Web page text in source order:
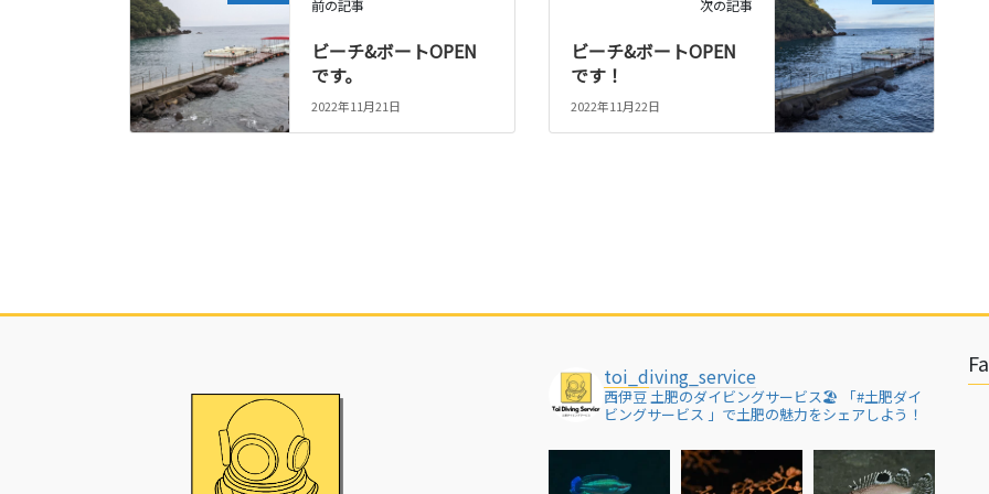
前の記事
ビーチ&ボートOPEN
です。
2022年11月21日
次の記事
ビーチ&ボートOPEN
です！
2022年11月22日
toi_diving_service
西伊豆 土肥のダイビングサービス🏖
「#土肥ダイ
ビングサービス 」で土肥の魅力をシェアしよう！